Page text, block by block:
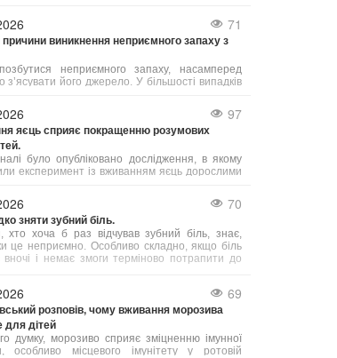
а й подбати про своє здоров’я. Косино
— це один із таких кофортних куточків,
цілющим термальним водам, сучасним
і SPA-програмам, а також медичним послугам
відновити тіло і розум.
71
причини виникнення неприємного запаху з
неприємного запаху, насамперед
з’ясувати його джерело. У більшості випадків
на язиці і в гортані, які продукують леткі
різким запахом.
97
яєць сприяє покращенню розумових
було опубліковано дослідження, в якому
експеримент із вживанням яєць дорослими
з яйцями допомагає підвищити інтелект,
виконавчі когнітивні функції.
70
зняти зубний біль.
хто хоча б раз відчував зубний біль, знає,
це неприємно. Особливо складно, якщо біль
вночі і немає змоги терміново потрапити до
69
розповів, чому вживання морозива
для дітей
думку, морозиво сприяє зміцненню імунної
особливо місцевого імунітету у ротовій